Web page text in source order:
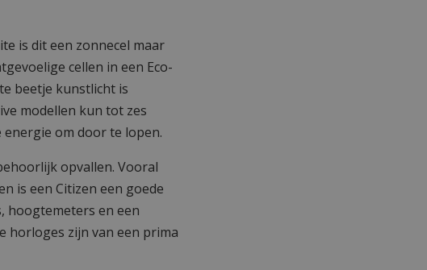
is dit een zonnecel maar
cellen in een Eco-
beetje kunstlicht is
modellen kun tot zes
om door te lopen.
opvallen. Vooral
is een Citizen een goede
hoogtemeters en een
horloges zijn van een prima